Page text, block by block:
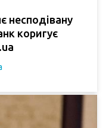
несподівану
коригує